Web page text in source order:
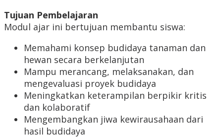
Tujuan Pembelajaran
Modul ajar ini bertujuan membantu siswa:
Memahami konsep budidaya tanaman dan
hewan secara berkelanjutan
Mampu merancang, melaksanakan, dan
mengevaluasi proyek budidaya
Meningkatkan keterampilan berpikir kritis
dan kolaboratif
Mengembangkan jiwa kewirausahaan dari
hasil budidaya